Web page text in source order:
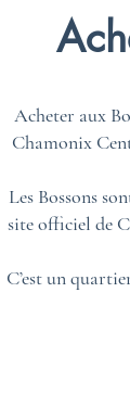
Acheter aux
Chamonix
Les Bossons
site officiel de
C’est un